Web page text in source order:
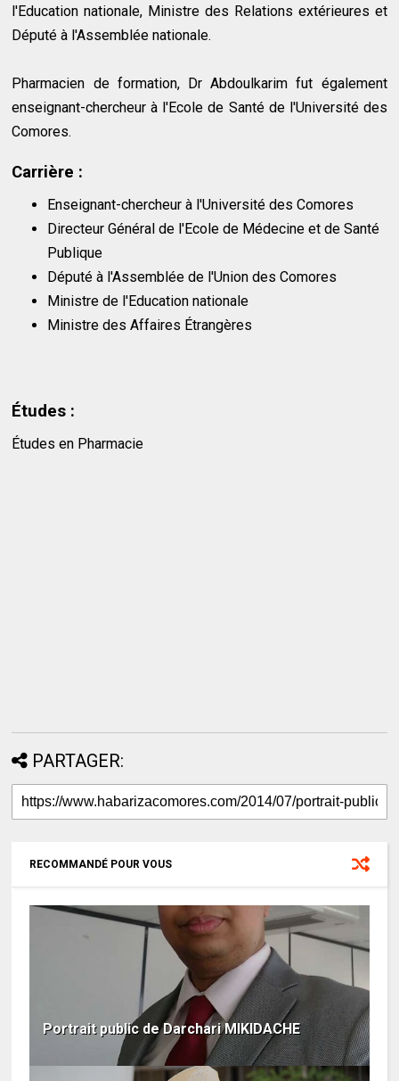
l'Education nationale, Ministre des Relations extérieures et
Député à l'Assemblée nationale.
Pharmacien de formation, Dr Abdoulkarim fut également
enseignant-chercheur à l'Ecole de Santé de l'Université des
Comores.
Carrière :
Enseignant-chercheur à l'Université des Comores
Directeur Général de l'Ecole de Médecine et de Santé
Publique
Député à l'Assemblée de l'Union des Comores
Ministre de l'Education nationale
Ministre des Affaires Étrangères
Études :
Études en Pharmacie
PARTAGER:
RECOMMANDÉ POUR VOUS
Portrait public de Darchari MIKIDACHE